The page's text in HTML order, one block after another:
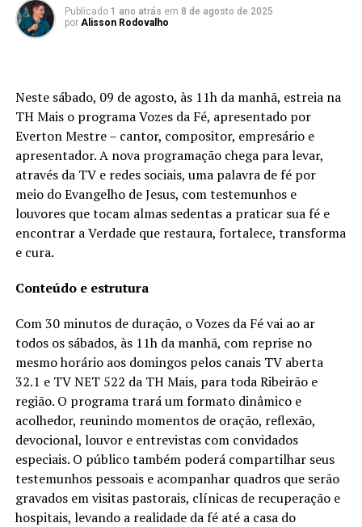
Publicado 1 ano atrás em 8 de agosto de 2025
por Alisson Rodovalho
Neste sábado, 09 de agosto, às 11h da manhã, estreia na
TH Mais o programa Vozes da Fé, apresentado por
Everton Mestre – cantor, compositor, empresário e
apresentador. A nova programação chega para levar,
através da TV e redes sociais, uma palavra de fé por
meio do Evangelho de Jesus, com testemunhos e
louvores que tocam almas sedentas a praticar sua fé e
encontrar a Verdade que restaura, fortalece, transforma
e cura.
Conteúdo e estrutura
Com 30 minutos de duração, o Vozes da Fé vai ao ar
todos os sábados, às 11h da manhã, com reprise no
mesmo horário aos domingos pelos canais TV aberta
32.1 e TV NET 522 da TH Mais, para toda Ribeirão e
região. O programa trará um formato dinâmico e
acolhedor, reunindo momentos de oração, reflexão,
devocional, louvor e entrevistas com convidados
especiais. O público também poderá compartilhar seus
testemunhos pessoais e acompanhar quadros que serão
gravados em visitas pastorais, clínicas de recuperação e
hospitais, levando a realidade da fé até a casa do